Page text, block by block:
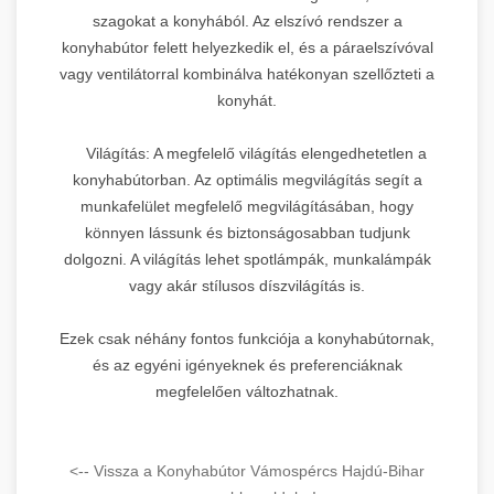
szagokat a konyhából. Az elszívó rendszer a
konyhabútor felett helyezkedik el, és a páraelszívóval
vagy ventilátorral kombinálva hatékonyan szellőzteti a
konyhát.
Világítás: A megfelelő világítás elengedhetetlen a
konyhabútorban. Az optimális megvilágítás segít a
munkafelület megfelelő megvilágításában, hogy
könnyen lássunk és biztonságosabban tudjunk
dolgozni. A világítás lehet spotlámpák, munkalámpák
vagy akár stílusos díszvilágítás is.
Ezek csak néhány fontos funkciója a konyhabútornak,
és az egyéni igényeknek és preferenciáknak
megfelelően változhatnak.
<-- Vissza a Konyhabútor Vámospércs Hajdú-Bihar